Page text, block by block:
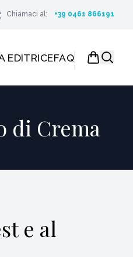
Chiamaci al: +39 0461 866191
EDITRICEFAQ
di Crema
e al